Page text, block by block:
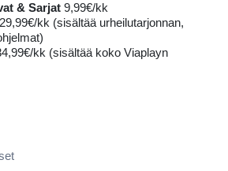
& Sarjat 9,99€/kk
29,99€/kk (sisältää urheilutarjonnan,
kk (sisältää koko Viaplayn